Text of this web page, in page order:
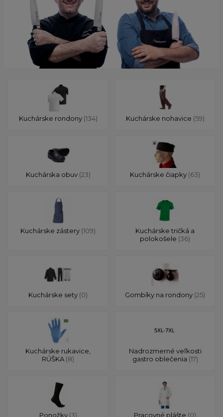
Kuchárske rondony (134) Kuchárske nohavice (59)
Kuchárska obuv (23) Kuchárske čiapky (63)
Kuchárske zástery (109)
Kuchárske tričká a
polokošele (36)
Kuchárske sety (0) Gombíky na rondony (25)
Kuchárske rukavice,
RÚŠKA (8)
Nadrozmerné veľkosti
gastro oblečenia (17)
Ponožky (3) Pracovné plášte (0)